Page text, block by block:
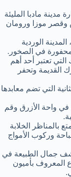
مدينة مادبا المليئة
وقصر موزا ورومان
الوردية
في الصخور.
تعتبر أحد أهم
القديمة وتحفر
التي تضم معابدها
في واحة الأزرق وقم
بالمناظر الخلابة
وركوب الأمواج
جمال الطبيعة في
المعروف بأميون